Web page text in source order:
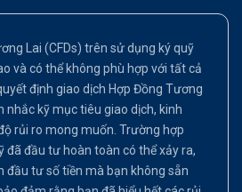
Lai (CFDs) trên sử dụng ký quỹ
và có thể không phù hợp với tất cả
định giao dịch Hợp Đồng Tương
nhắc kỹ mục tiêu giao dịch, kinh
rủi ro mong muốn. Trường hợp
đã đầu tư hoàn toàn có thể xảy ra,
đầu tư số tiền mà bạn không sẵn